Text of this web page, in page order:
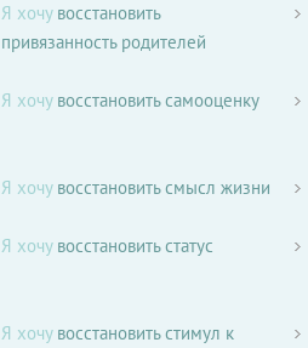
Я хочувосстановить
привязанность родителей
Я хочувосстановить самооценку
Я хочувосстановить смысл жизни
Я хочувосстановить статус
Я хочувосстановить стимул к